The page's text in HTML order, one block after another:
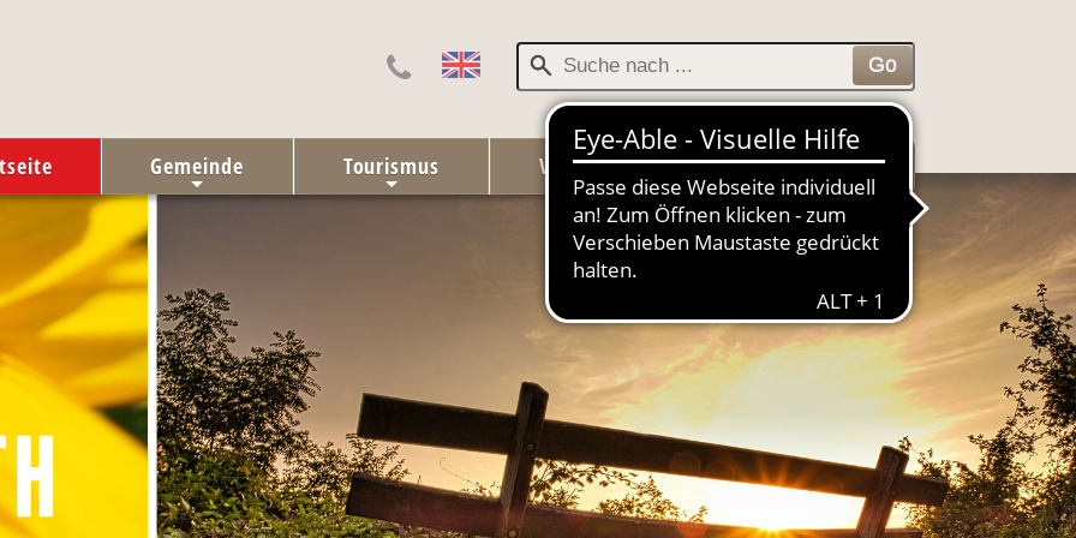
+
Gemeinde
+
Tourismus
+
Veranstaltungen Kontakt